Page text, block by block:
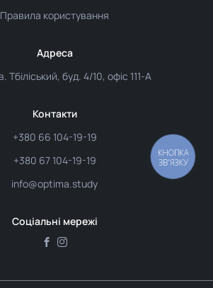
Правила користування
Адреса
Тбіліський, буд. 4/10, офіс 111-А
Контакти
+380 66 104-19-19
+380 67 104-19-19
info@optima.study
Соціальні мережі
КНОПКА
ЗВ'ЯЗКУ